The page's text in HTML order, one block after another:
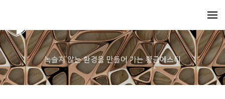
녹슬지 않는 환경을 만들어 가는 황금에스티